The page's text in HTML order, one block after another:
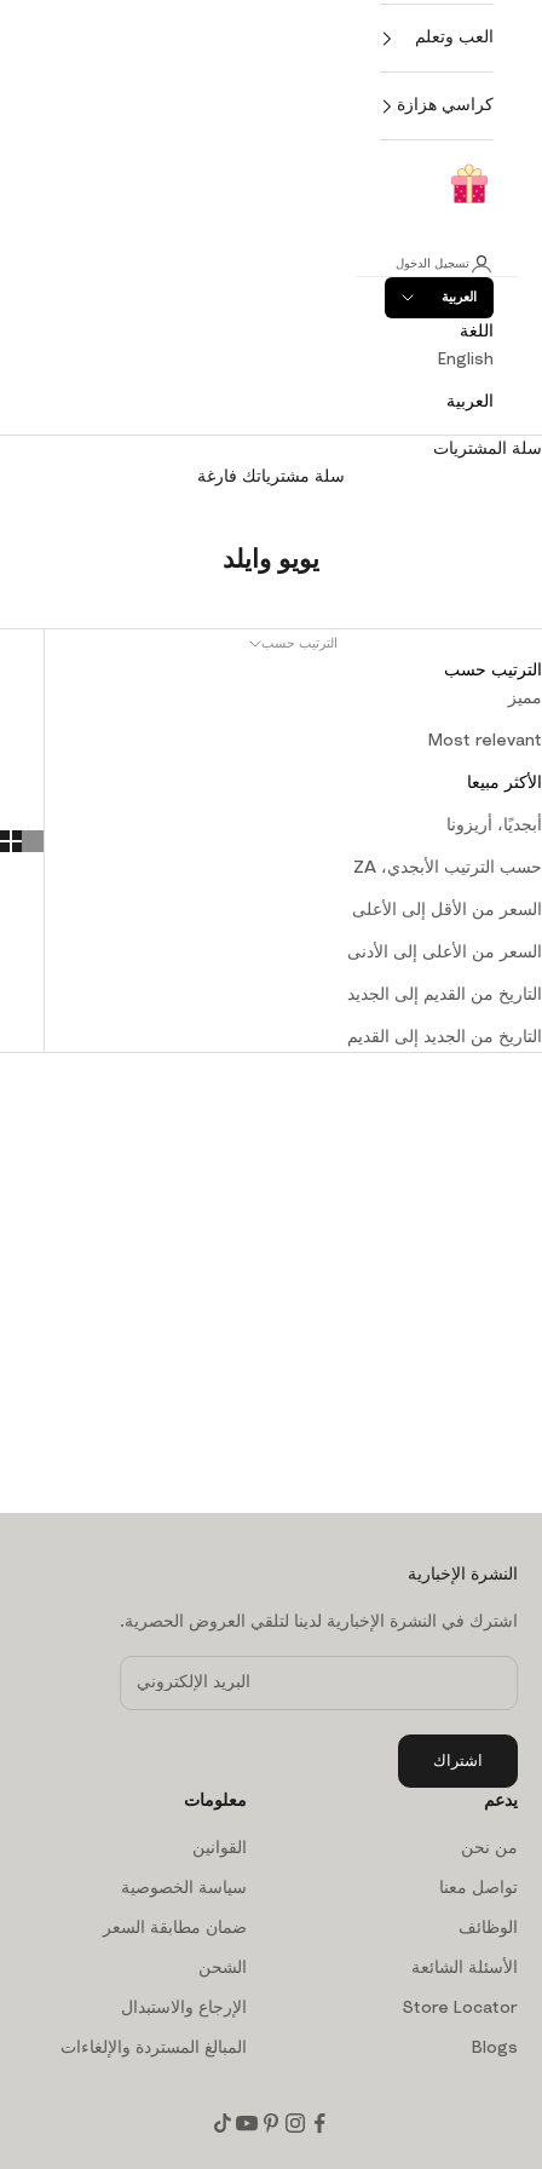
العب وتعلم
كراسي هزازة
تسجيل الدخول
العربية
اللغة
English
العربية
سلة المشتريات
سلة مشترياتك فارغة
يويو وايلد
الترتيب حسب
الترتيب حسب
مميز
Most relevant
الأكثر مبيعا
أبجديًا، أريزونا
حسب الترتيب الأبجدي، ZA
السعر من الأقل إلى الأعلى
السعر من الأعلى إلى الأدنى
التاريخ من القديم إلى الجديد
التاريخ من الجديد إلى القديم
النشرة الإخبارية
اشترك في النشرة الإخبارية لدينا لتلقي العروض الحصرية.
اشتراك
يدعم
من نحن
تواصل معنا
الوظائف
الأسئلة الشائعة
Store Locator
Blogs
معلومات
القوانين
سياسة الخصوصية
ضمان مطابقة السعر
الشحن
الإرجاع والاستبدال
المبالغ المستردة والإلغاءات